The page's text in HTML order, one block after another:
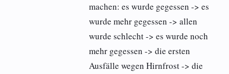
machen: es wurde gegessen -> es
wurde mehr gegessen -> allen
wurde schlecht -> es wurde noch
mehr gegessen -> die ersten
Ausfälle wegen Hirnfrost -> die